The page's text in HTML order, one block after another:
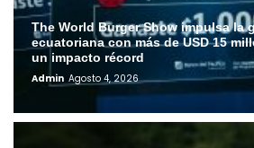
The World Burger Show impulsa la
ecuatoriana con más de USD 15
un impacto récord
Admin Agosto 4, 2026